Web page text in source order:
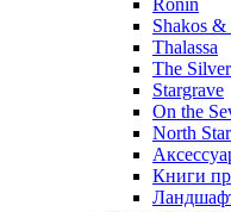
Ronin
Shakos &
Thalassa
The
Stargrave
On the
North
Книги